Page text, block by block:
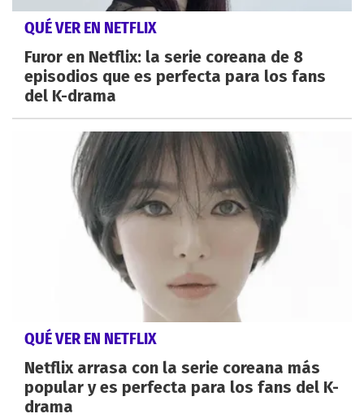
QUÉ VER EN NETFLIX
Furor en Netflix: la serie coreana de 8
episodios que es perfecta para los fans
del K-drama
QUÉ VER EN NETFLIX
Netflix arrasa con la serie coreana más
popular y es perfecta para los fans del K-
drama